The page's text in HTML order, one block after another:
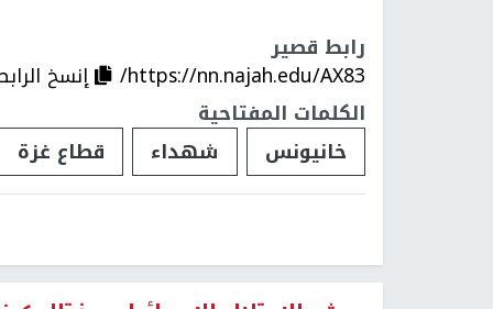
رابط قصير
https://nn.najah.edu/AX83/
إنسخ
الكلمات المفتاحية
خانيونس
شهداء قطاع غزة